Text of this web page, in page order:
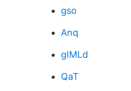
gso
Anq
gIMLd
QaT